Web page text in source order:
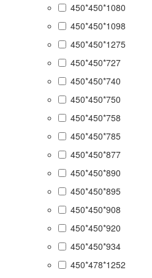
450*450*1080
450*450*1098
450*450*1275
450*450*727
450*450*740
450*450*750
450*450*758
450*450*785
450*450*877
450*450*890
450*450*895
450*450*908
450*450*920
450*450*934
450*478*1252